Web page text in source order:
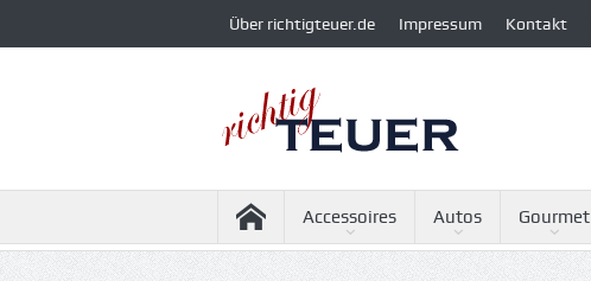
Über richtigteuer.de Impressum Kontakt
Accessoires Autos Gourmet